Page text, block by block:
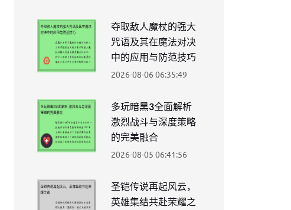
夺取敌人魔杖的强大
咒语及其在魔法对决
中的应用与防范技巧
2026-08-06 06:35:49
多玩暗黑3全面解析
激烈战斗与深度策略
的完美融合
2026-08-05 06:41:56
圣铠传说再起风云，
英雄集结共赴荣耀之